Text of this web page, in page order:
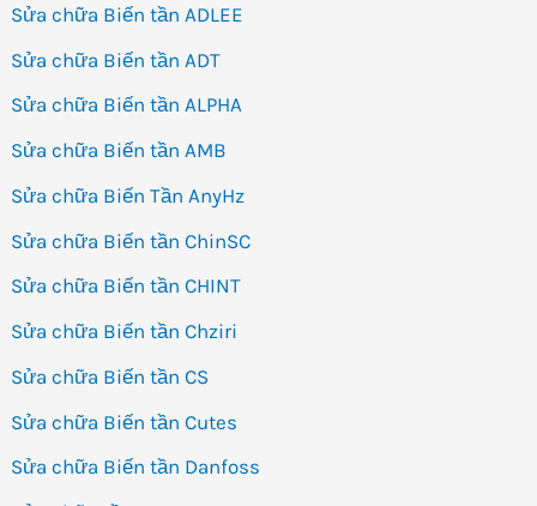
Sửa chữa Biến tần ADLEE
Sửa chữa Biến tần ADT
Sửa chữa Biến tần ALPHA
Sửa chữa Biến tần AMB
Sửa chữa Biến Tần AnyHz
Sửa chữa Biến tần ChinSC
Sửa chữa Biến tần CHINT
Sửa chữa Biến tần Chziri
Sửa chữa Biến tần CS
Sửa chữa Biến tần Cutes
Sửa chữa Biến tần Danfoss